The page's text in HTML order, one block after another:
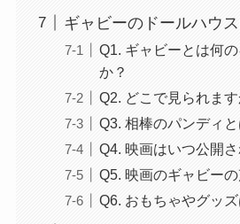
ギャビーのドールハウ
Q1. ギャビーとは何
か？
Q2. どこで見られます
Q3. 相棒のパンディと
Q4. 映画はいつ公開
Q5. 映画のギャビー
Q6. おもちゃやグッ